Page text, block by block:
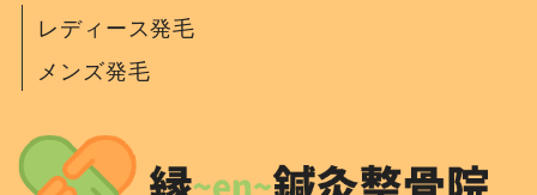
レディース発毛
メンズ発毛